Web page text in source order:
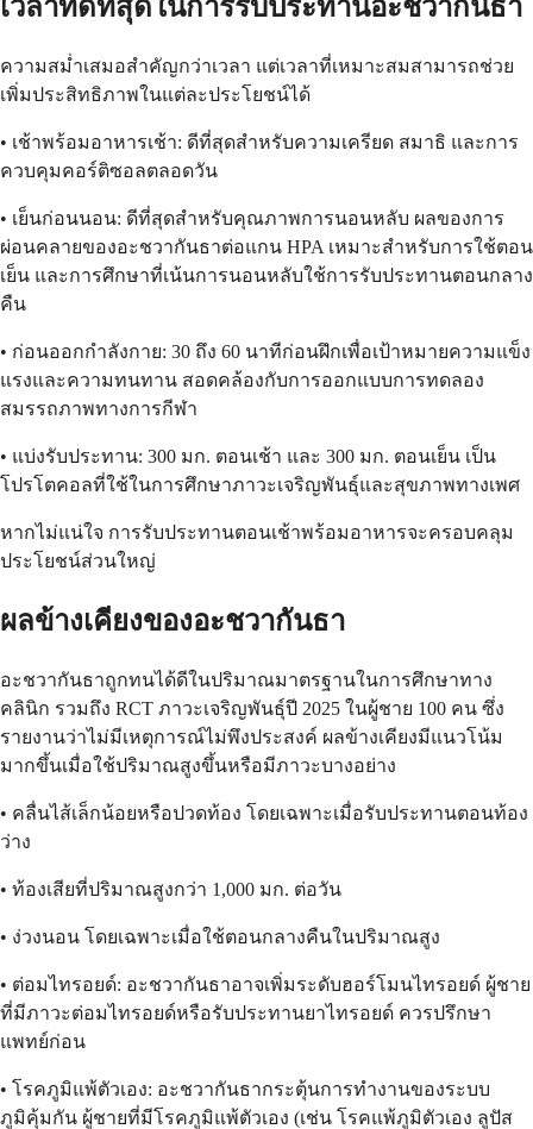
เวลาที่ดีที่สุดในการรับประทานอะชวากันธา
ความสม่ำเสมอสำคัญกว่าเวลา แต่เวลาที่เหมาะสมสามารถช่วย
เพิ่มประสิทธิภาพในแต่ละประโยชน์ได้
• เช้าพร้อมอาหารเช้า: ดีที่สุดสำหรับความเครียด สมาธิ และการ
ควบคุมคอร์ติซอลตลอดวัน
• เย็นก่อนนอน: ดีที่สุดสำหรับคุณภาพการนอนหลับ ผลของการ
ผ่อนคลายของอะชวากันธาต่อแกน HPA เหมาะสำหรับการใช้ตอน
เย็น และการศึกษาที่เน้นการนอนหลับใช้การรับประทานตอนกลาง
คืน
• ก่อนออกกำลังกาย: 30 ถึง 60 นาทีก่อนฝึกเพื่อเป้าหมายความแข็ง
แรงและความทนทาน สอดคล้องกับการออกแบบการทดลอง
สมรรถภาพทางการกีฬา
• แบ่งรับประทาน: 300 มก. ตอนเช้า และ 300 มก. ตอนเย็น เป็น
โปรโตคอลที่ใช้ในการศึกษาภาวะเจริญพันธุ์และสุขภาพทางเพศ
หากไม่แน่ใจ การรับประทานตอนเช้าพร้อมอาหารจะครอบคลุม
ประโยชน์ส่วนใหญ่
ผลข้างเคียงของอะชวากันธา
อะชวากันธาถูกทนได้ดีในปริมาณมาตรฐานในการศึกษาทาง
คลินิก รวมถึง RCT ภาวะเจริญพันธุ์ปี 2025 ในผู้ชาย 100 คน ซึ่ง
รายงานว่าไม่มีเหตุการณ์ไม่พึงประสงค์ ผลข้างเคียงมีแนวโน้ม
มากขึ้นเมื่อใช้ปริมาณสูงขึ้นหรือมีภาวะบางอย่าง
• คลื่นไส้เล็กน้อยหรือปวดท้อง โดยเฉพาะเมื่อรับประทานตอนท้อง
ว่าง
• ท้องเสียที่ปริมาณสูงกว่า 1,000 มก. ต่อวัน
• ง่วงนอน โดยเฉพาะเมื่อใช้ตอนกลางคืนในปริมาณสูง
• ต่อมไทรอยด์: อะชวากันธาอาจเพิ่มระดับฮอร์โมนไทรอยด์ ผู้ชาย
ที่มีภาวะต่อมไทรอยด์หรือรับประทานยาไทรอยด์ ควรปรึกษา
แพทย์ก่อน
• โรคภูมิแพ้ตัวเอง: อะชวากันธากระตุ้นการทำงานของระบบ
ภูมิคุ้มกัน ผู้ชายที่มีโรคภูมิแพ้ตัวเอง (เช่น โรคแพ้ภูมิตัวเอง ลูปัส